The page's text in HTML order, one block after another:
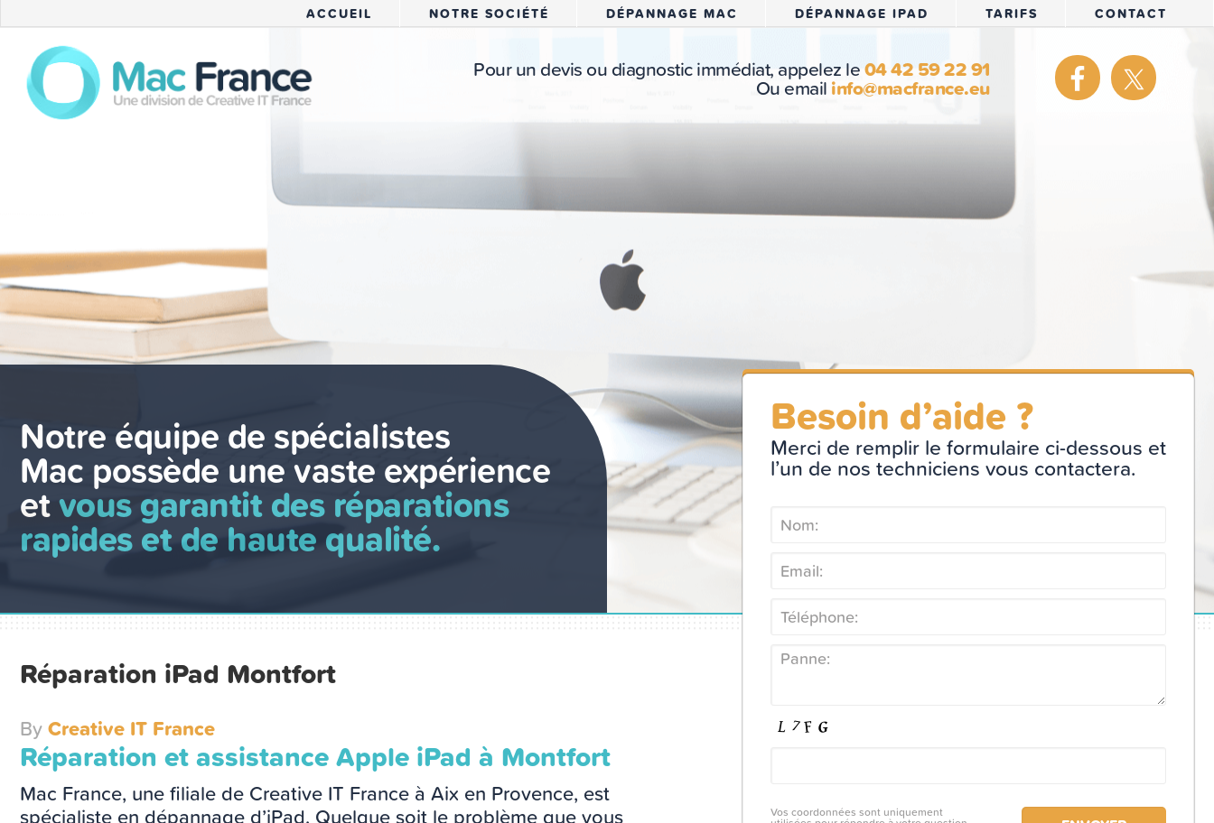
ACCUEIL NOTRE SOCIÉTÉ DÉPANNAGE MAC DÉPANNAGE IPAD TARIFS CONTACT
Pour un devis ou diagnostic immédiat, appelez le04 42 59 22 91
Ou emailinfo@macfrance.eu
Notre équipe de spécialistes
Mac possède une vaste expérience
etvous garantit des réparations
rapides et de haute qualité.
Réparation iPad Montfort
ByCreative IT France
Réparation et assistance Apple iPad à Montfort
Mac France, une filiale de Creative IT France à Aix en Provence, est
Besoin d’aide ?
Merci de remplir le formulaire ci-dessous et
l’un de nos techniciens vous contactera.
Vos coordonnées sont uniquement